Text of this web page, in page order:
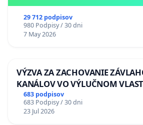
29 712 podpisov
980 Podpisy / 30 dni
7 May 2026
VÝZVA ZA ZACHOVANIE
KANÁLOV VO VÝLUČNOM
KONTROLOU SLOVENSKEJ
na riešenie zanedbaného stavu
odvodňovacích kanálov na
683 podpisov
683 Podpisy / 30 dni
23 Jul 2026